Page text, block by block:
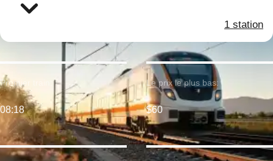
1 station
Premier train:
08:18
Le prix le plus bas:
$60